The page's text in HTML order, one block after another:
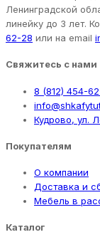
Ленинградской
линейку до 3 лет.
62-28 или на email
Свяжитесь с нами
8 (812) 454-
Кудрово, ул.
Покупателям
О компании
Доставка и
Мебель в
Каталог